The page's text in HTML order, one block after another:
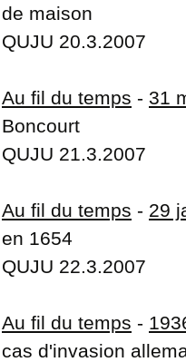
de maison
QUJU 20.3.2007
Au fil du temps - 31
Boncourt
QUJU 21.3.2007
Au fil du temps - 29
en 1654
QUJU 22.3.2007
Au fil du temps -
cas d'invasion